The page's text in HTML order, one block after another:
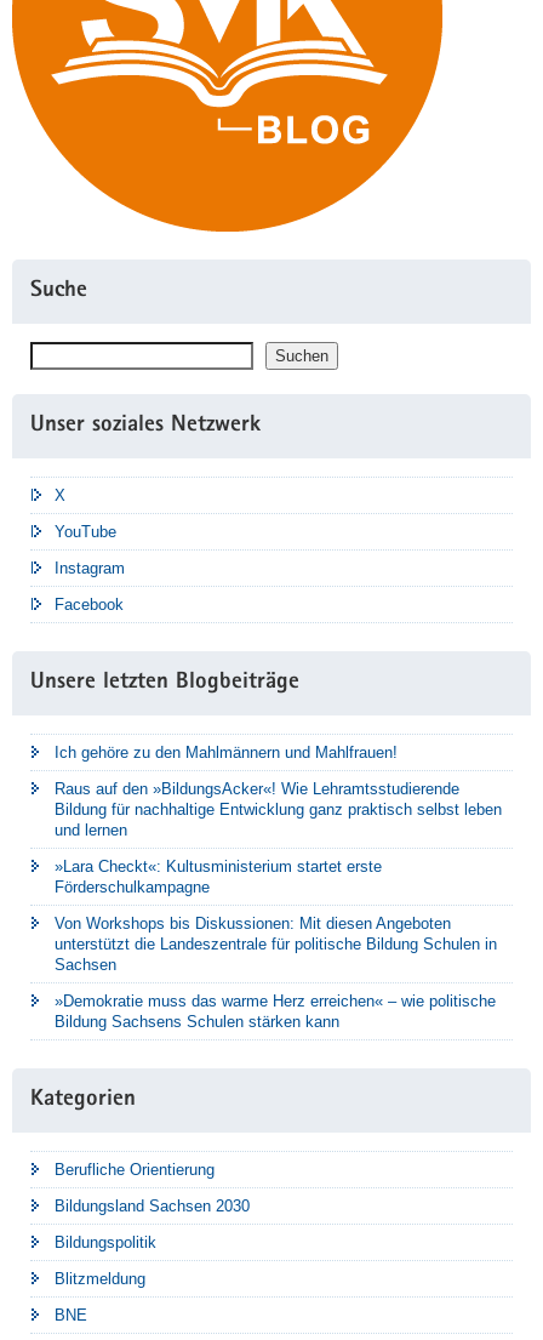
Suche
Suchen
Unser soziales Netzwerk
X
YouTube
Instagram
Facebook
Unsere letzten Blogbeiträge
Ich gehöre zu den Mahlmännern und Mahlfrauen!
Raus auf den »BildungsAcker«! Wie Lehramtsstudierende
Bildung für nachhaltige Entwicklung ganz praktisch selbst leben
und lernen
»Lara Checkt«: Kultusministerium startet erste
Förderschulkampagne
Von Workshops bis Diskussionen: Mit diesen Angeboten
unterstützt die Landeszentrale für politische Bildung Schulen in
Sachsen
»Demokratie muss das warme Herz erreichen« – wie politische
Bildung Sachsens Schulen stärken kann
Kategorien
Berufliche Orientierung
Bildungsland Sachsen 2030
Bildungspolitik
Blitzmeldung
BNE